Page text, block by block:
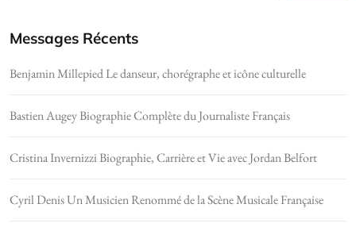
Messages Récents
Benjamin Millepied Le danseur, chorégraphe et icône culturelle
Bastien Augey Biographie Complète du Journaliste Français
Cristina Invernizzi Biographie, Carrière et Vie avec Jordan Belfort
Cyril Denis Un Musicien Renommé de la Scène Musicale Française